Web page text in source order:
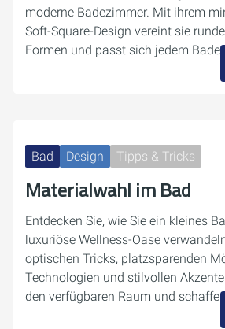
moderne Badezimmer. Mit ihrem
Soft-Square-Design vereint sie
Formen und passt sich jedem
Bad Design Tipps & Tricks
Materialwahl im Bad
Entdecken Sie, wie Sie ein kleines
luxuriöse Wellness-Oase
optischen Tricks, platzsparenden
Technologien und stilvollen
den verfügbaren Raum und